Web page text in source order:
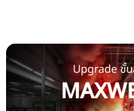
Upgrade ขั้